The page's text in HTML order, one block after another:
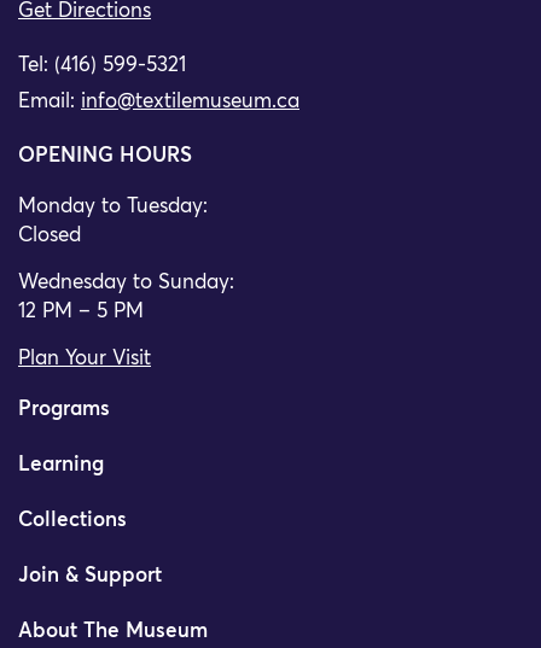
Get Directions
Tel: (416) 599-5321
Email: info@textilemuseum.ca
OPENING HOURS
Monday to Tuesday:
Closed
Wednesday to Sunday:
12 PM – 5 PM
Plan Your Visit
Programs
Learning
Collections
Join & Support
About The Museum